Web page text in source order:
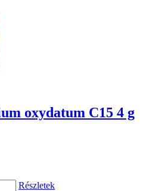
oxydatum C15 4 g
Részletek